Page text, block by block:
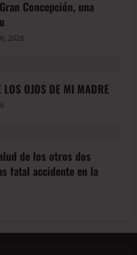
Concepción, una
2026
OJOS DE MI MADRE
de los otros dos
fatal accidente en la